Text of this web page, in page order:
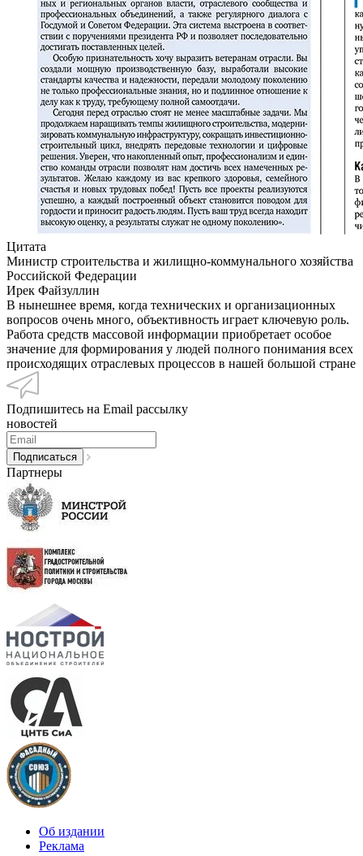
Цитата
Министр строительства и жилищно-коммунального хозяйства
Российской Федерации
Ирек Файзуллин
В нынешнее время, когда технических и организационных
вопросов очень много, объективность играет ключевую роль.
Работа средств массовой информации приобретает особое
значение для формирования у людей полного понимания всех
происходящих отраслевых процессов в нашей большой стране
Подпишитесь на Email рассылку
новостей
Партнеры
Об издании
Реклама